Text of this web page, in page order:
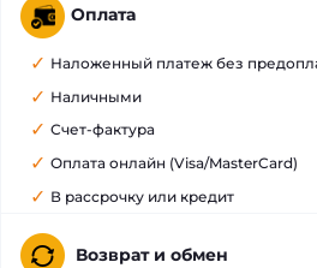
Оплата
Наложенный платеж без
Наличными
Счет-фактура
Оплата онлайн (Visa/MasterCard)
В рассрочку или кредит
Возврат и обмен